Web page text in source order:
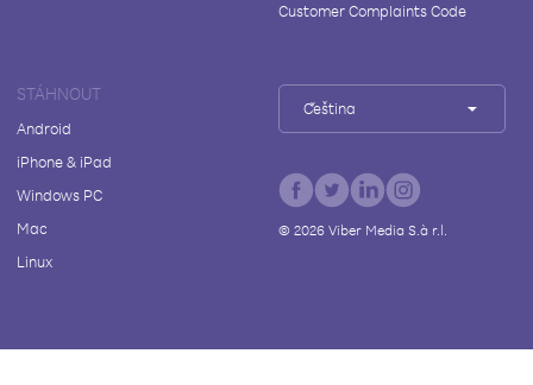
Customer Complaints Code
STÁHNOUT
Android
iPhone & iPad
Windows PC
Mac
Linux
Čeština
© 2026Viber Media S.à r.l.